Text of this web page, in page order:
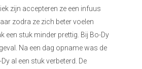
zijn accepteren ze een infuus
zodra ze zich beter voelen
een stuk minder prettig. Bij Bo-Dy
Na een dag opname was de
al een stuk verbeterd. De